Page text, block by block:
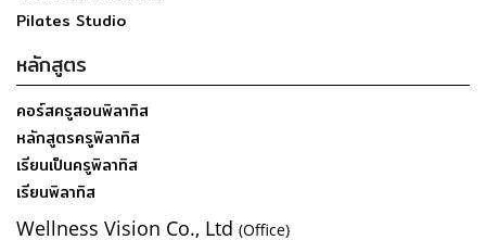
Pilates Studio
หลักสูตร
คอร์สครูสอนพิลาทิส
หลักสูตรครูพิลาทิส
เรียนเป็นครูพิลาทิส
เรียนพิลาทิส
Wellness Vision Co., Ltd (Office)